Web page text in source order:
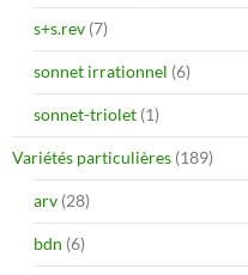
s+s.rev (7)
sonnet irrationnel (6)
sonnet-triolet (1)
Variétés particulières (189)
arv (28)
bdn (6)